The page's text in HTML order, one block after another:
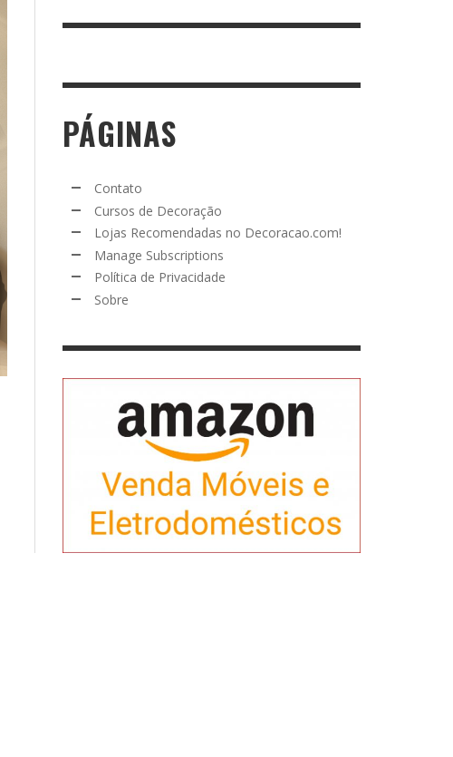
PÁGINAS
Contato
Cursos de Decoração
Lojas Recomendadas no Decoracao.com!
Manage Subscriptions
Política de Privacidade
Sobre